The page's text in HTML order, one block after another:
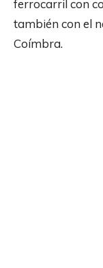
ferrocarril con
también con el
Coímbra.